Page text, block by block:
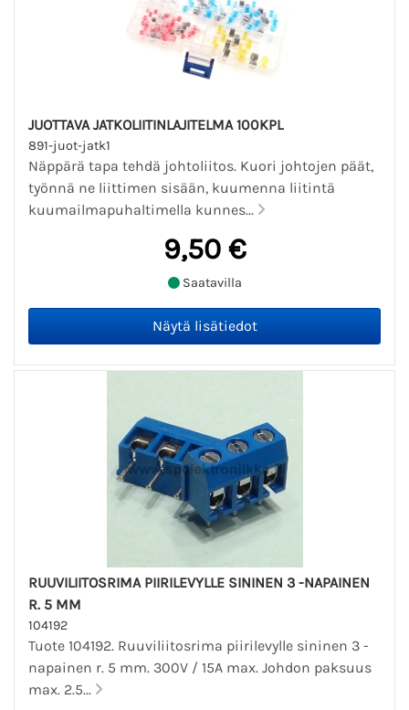
JUOTTAVA JATKOLIITINLAJITELMA 100KPL
891-juot-jatk1
Näppärä tapa tehdä johtoliitos. Kuori johtojen päät,
työnnä ne liittimen sisään, kuumenna liitintä
kuumailmapuhaltimella kunnes...
9,50 €
Saatavilla
RUUVILIITOSRIMA PIIRILEVYLLE SININEN 3 -NAPAINEN
R. 5 MM
104192
Tuote 104192. Ruuviliitosrima piirilevylle sininen 3 -
napainen r. 5 mm. 300V / 15A max. Johdon paksuus
max. 2.5...